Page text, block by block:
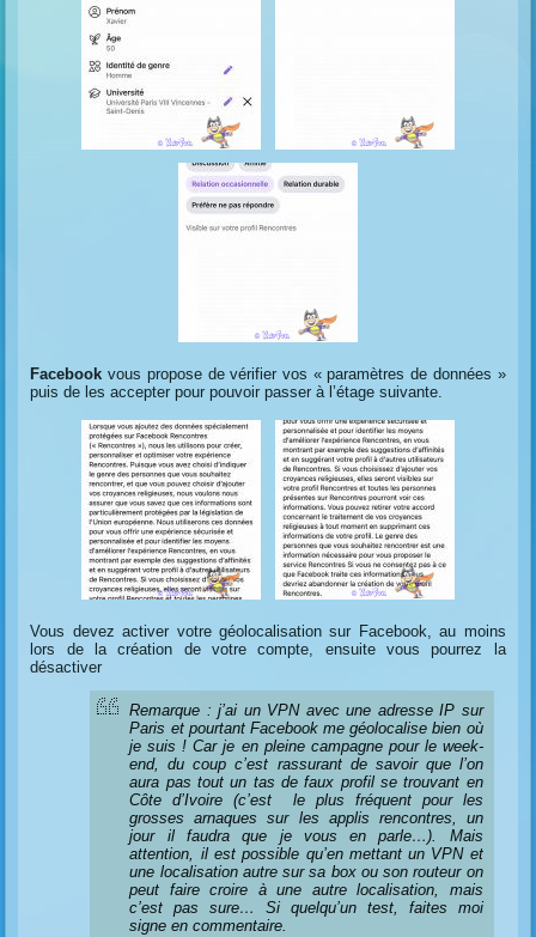
Facebook vous propose de vérifier vos « paramètres de données »
puis de les accepter pour pouvoir passer à l’étage suivante.
Vous devez activer votre géolocalisation sur Facebook, au moins
lors de la création de votre compte, ensuite vous pourrez la
désactiver
Remarque : j’ai un VPN avec une adresse IP sur
Paris et pourtant Facebook me géolocalise bien où
je suis ! Car je en pleine campagne pour le week-
end, du coup c’est rassurant de savoir que l’on
aura pas tout un tas de faux profil se trouvant en
Côte d’Ivoire (c’est le plus fréquent pour les
grosses arnaques sur les applis rencontres, un
jour il faudra que je vous en parle…). Mais
attention, il est possible qu’en mettant un VPN et
une localisation autre sur sa box ou son routeur on
peut faire croire à une autre localisation, mais
c’est pas sure… Si quelqu’un test, faites moi
signe en commentaire.